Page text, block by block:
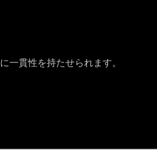
貫性を持たせられます。